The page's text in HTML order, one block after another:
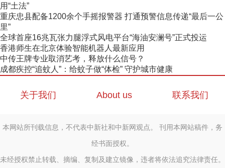
用“土法”
重庆忠县配备1200余个手摇报警器 打通预警信息传递“最后一公
里”
全球首座16兆瓦张力腿浮式风电平台“海油安澜号”正式投运
香港师生在北京体验智能机器人最新应用
中传王牌专业取消艺考，释放什么信号？
成都疾控“追蚊人”：给蚊子做“体检” 守护城市健康
关于我们 About us 联系我们
本网站所刊载信息，不代表中新社和中新网观点。 刊用本网站稿件，务
经书面授权。
未经授权禁止转载、摘编、复制及建立镜像，违者将依法追究法律责任。